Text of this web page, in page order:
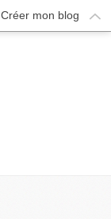
Créer mon blog